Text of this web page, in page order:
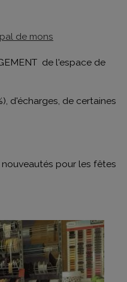
de mons
de l'espace de
d'écharges, de certaines
pour les fêtes